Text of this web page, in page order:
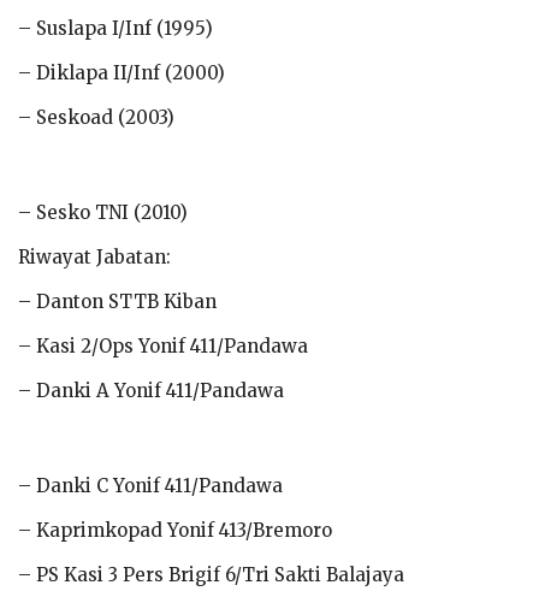
– Suslapa I/Inf (1995)
– Diklapa II/Inf (2000)
– Seskoad (2003)
– Sesko TNI (2010)
Riwayat Jabatan:
– Danton STTB Kiban
– Kasi 2/Ops Yonif 411/Pandawa
– Danki A Yonif 411/Pandawa
– Danki C Yonif 411/Pandawa
– Kaprimkopad Yonif 413/Bremoro
– PS Kasi 3 Pers Brigif 6/Tri Sakti Balajaya